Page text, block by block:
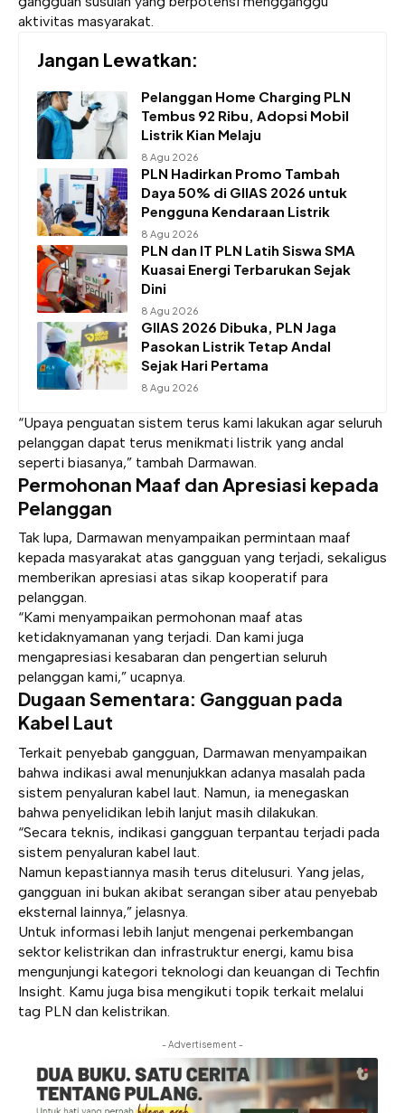
aktivitas masyarakat.
Jangan Lewatkan:
Pelanggan Home Charging PLN
Tembus 92 Ribu, Adopsi Mobil
Listrik Kian Melaju
8 Agu 2026
PLN Hadirkan Promo Tambah
Daya 50% di GIIAS 2026 untuk
Pengguna Kendaraan Listrik
8 Agu 2026
PLN dan IT PLN Latih Siswa SMA
Kuasai Energi Terbarukan Sejak
Dini
8 Agu 2026
GIIAS 2026 Dibuka, PLN Jaga
Pasokan Listrik Tetap Andal
Sejak Hari Pertama
8 Agu 2026
“Upaya penguatan sistem terus kami lakukan agar seluruh
pelanggan dapat terus menikmati listrik yang andal
seperti biasanya,” tambah Darmawan.
Permohonan Maaf dan Apresiasi kepada
Pelanggan
Tak lupa, Darmawan menyampaikan permintaan maaf
kepada masyarakat atas gangguan yang terjadi, sekaligus
memberikan apresiasi atas sikap kooperatif para
pelanggan.
“Kami menyampaikan permohonan maaf atas
ketidaknyamanan yang terjadi. Dan kami juga
mengapresiasi kesabaran dan pengertian seluruh
pelanggan kami,” ucapnya.
Dugaan Sementara: Gangguan pada
Kabel Laut
Terkait penyebab gangguan, Darmawan menyampaikan
bahwa indikasi awal menunjukkan adanya masalah pada
sistem penyaluran kabel laut. Namun, ia menegaskan
bahwa penyelidikan lebih lanjut masih dilakukan.
“Secara teknis, indikasi gangguan terpantau terjadi pada
sistem penyaluran kabel laut.
Namun kepastiannya masih terus ditelusuri. Yang jelas,
gangguan ini bukan akibat serangan siber atau penyebab
eksternal lainnya,” jelasnya.
Untuk informasi lebih lanjut mengenai perkembangan
sektor kelistrikan dan infrastruktur energi, kamu bisa
mengunjungi kategori teknologi dan keuangan di Techfin
Insight. Kamu juga bisa mengikuti topik terkait melalui
tag PLN dan kelistrikan.
- Advertisement -